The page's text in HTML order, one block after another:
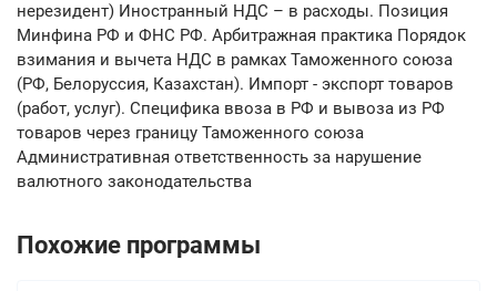
нерезидент) Иностранный НДС – в расходы. Позиция
Минфина РФ и ФНС РФ. Арбитражная практика Порядок
взимания и вычета НДС в рамках Таможенного союза
(РФ, Белоруссия, Казахстан). Импорт - экспорт товаров
(работ, услуг). Специфика ввоза в РФ и вывоза из РФ
товаров через границу Таможенного союза
Административная ответственность за нарушение
валютного законодательства
Похожие программы